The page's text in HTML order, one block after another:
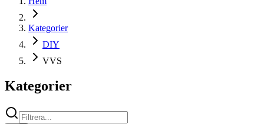
Kategorier
DIY
VVS
Kategorier